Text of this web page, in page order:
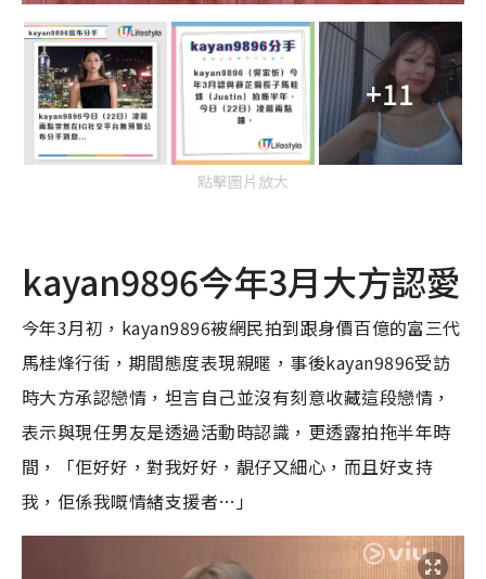
+11
點擊圖片放大
kayan9896今年3月大方認愛
今年3月初，kayan9896被網民拍到跟身價百億的富三代
馬桂烽行街，期間態度表現親暱，事後kayan9896受訪
時大方承認戀情，坦言自己並沒有刻意收藏這段戀情，
表示與現任男友是透過活動時認識，更透露拍拖半年時
間，「佢好好，對我好好，靚仔又細心，而且好支持
我，佢係我嘅情緒支援者…」